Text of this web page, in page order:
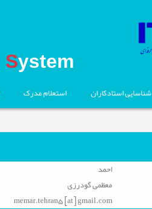
System
شناسایی استادکاران استعلام مدرک
احمد
معظمی گودرزی
memar.tehran5 [at] gmail.com